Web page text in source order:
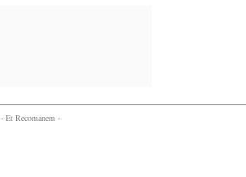
- Et Recomanem -